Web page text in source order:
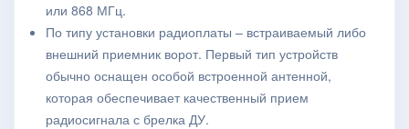
или 868 МГц.
По типу установки радиоплаты – встраиваемый либо
внешний приемник ворот. Первый тип устройств
обычно оснащен особой встроенной антенной,
которая обеспечивает качественный прием
радиосигнала с брелка ДУ.